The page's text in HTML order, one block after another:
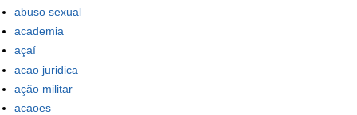
abuso sexual
academia
açaí
acao juridica
ação militar
acaoes